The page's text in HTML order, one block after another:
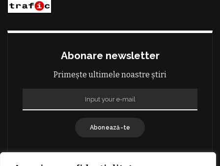
Abonare newsletter
Primește ultimele noastre știri
Abonează-te